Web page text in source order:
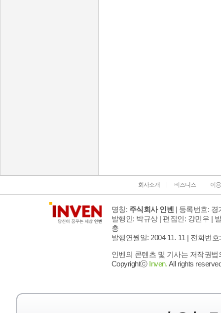
회사소개 비즈니스 이
명칭: 주식회사 인벤 | 등록번호: 경
발행인: 박규상 | 편집인: 강민우 |
층
발행연월일: 2004 11. 11 | 전화번호
인벤의 콘텐츠 및 기사는 저작권
Copyrightⓒ Inven.All rights